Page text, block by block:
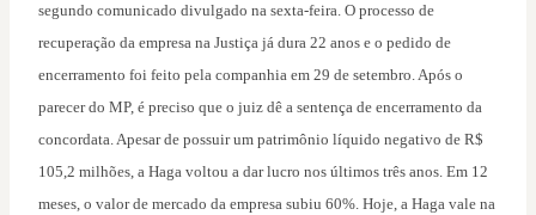
segundo comunicado divulgado na sexta-feira. O processo de
recuperação da empresa na Justiça já dura 22 anos e o pedido de
encerramento foi feito pela companhia em 29 de setembro. Após o
parecer do MP, é preciso que o juiz dê a sentença de encerramento da
concordata. Apesar de possuir um patrimônio líquido negativo de R$
105,2 milhões, a Haga voltou a dar lucro nos últimos três anos. Em 12
meses, o valor de mercado da empresa subiu 60%. Hoje, a Haga vale na